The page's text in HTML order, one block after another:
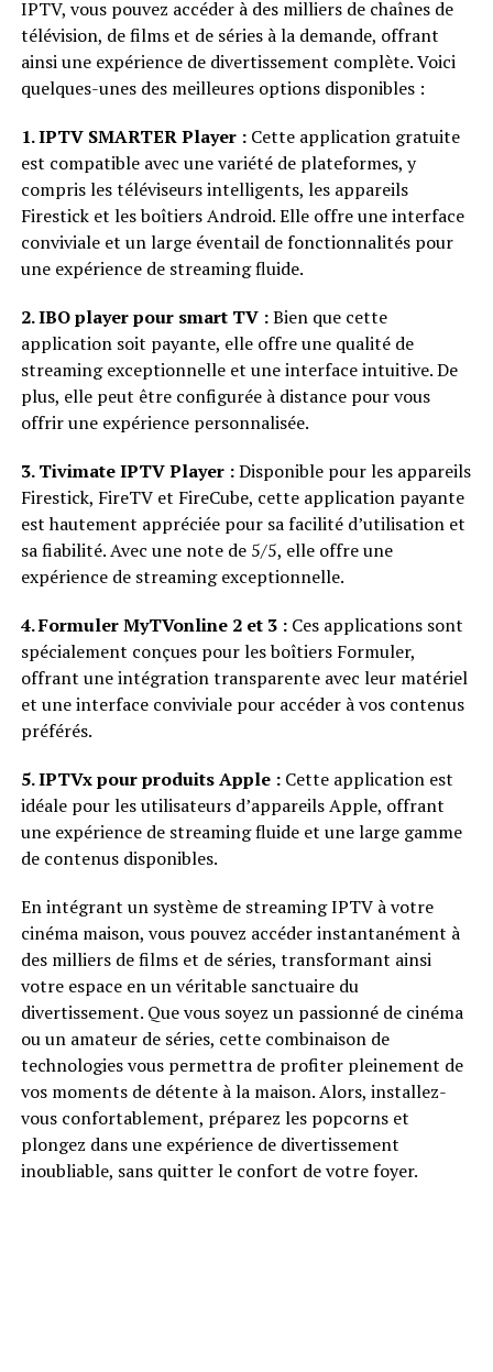
IPTV, vous pouvez accéder à des milliers de chaînes de
télévision, de films et de séries à la demande, offrant
ainsi une expérience de divertissement complète. Voici
quelques-unes des meilleures options disponibles :
1. IPTV SMARTER Player :Cette application gratuite
est compatible avec une variété de plateformes, y
compris les téléviseurs intelligents, les appareils
Firestick et les boîtiers Android. Elle offre une interface
conviviale et un large éventail de fonctionnalités pour
une expérience de streaming fluide.
2. IBO player pour smart TV :Bien que cette
application soit payante, elle offre une qualité de
streaming exceptionnelle et une interface intuitive. De
plus, elle peut être configurée à distance pour vous
offrir une expérience personnalisée.
3. Tivimate IPTV Player :Disponible pour les appareils
Firestick, FireTV et FireCube, cette application payante
est hautement appréciée pour sa facilité d’utilisation et
sa fiabilité. Avec une note de 5/5, elle offre une
expérience de streaming exceptionnelle.
4. Formuler MyTVonline 2 et 3 :Ces applications sont
spécialement conçues pour les boîtiers Formuler,
offrant une intégration transparente avec leur matériel
et une interface conviviale pour accéder à vos contenus
préférés.
5. IPTVx pour produits Apple :Cette application est
idéale pour les utilisateurs d’appareils Apple, offrant
une expérience de streaming fluide et une large gamme
de contenus disponibles.
En intégrant un système de streaming IPTV à votre
cinéma maison, vous pouvez accéder instantanément à
des milliers de films et de séries, transformant ainsi
votre espace en un véritable sanctuaire du
divertissement. Que vous soyez un passionné de cinéma
ou un amateur de séries, cette combinaison de
technologies vous permettra de profiter pleinement de
vos moments de détente à la maison. Alors, installez-
vous confortablement, préparez les popcorns et
plongez dans une expérience de divertissement
inoubliable, sans quitter le confort de votre foyer.